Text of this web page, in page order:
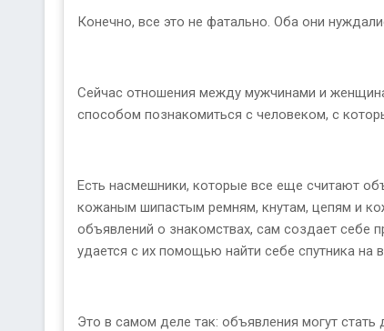
Конечно, все это не фатально. Оба они
Сейчас отношения между мужчинами и
способом познакомиться с человеком, с
Есть насмешники, которые все еще считают
кожаным шипастым ремням, кнутам, цепям и
объявлений о знакомствах, сам создает себе
удается с их помощью найти себе спутника на
Это в самом деле так: объявления могут